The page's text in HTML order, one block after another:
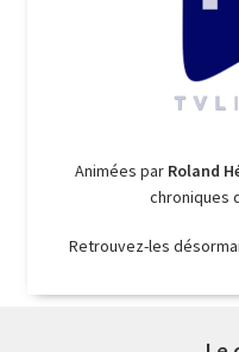
Animées par Roland
chroniques
Retrouvez-les